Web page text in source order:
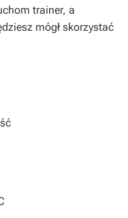
trainer, a
mógł skorzystać